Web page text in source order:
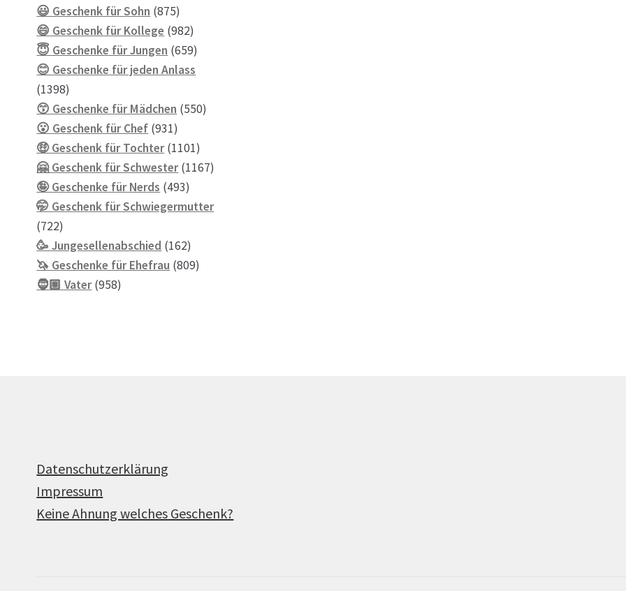
😃 Geschenk für Sohn 875875
Produkte
😄 Geschenk für Kollege 982982
Produkte
😇 Geschenke für Jungen 659659
Produkte
😊 Geschenke für jeden Anlass
13981398
Produkte
😙 Geschenke für Mädchen 550550
😮 Geschenk für Chef 931931
Produkte
🤑 Geschenk für Tochter 11011101
Produkte
🤗 Geschenk für Schwester 11671167
🤪 Geschenke für Nerds 493493
Produkte
🤭 Geschenk für Schwiegermutter
722722
Produkte
🥳 Jungesellenabschied 162162
Produkte
🦄 Geschenke für Ehefrau 809809
🧔🏽 Vater 958958
Datenschutzerklärung
Impressum
Keine Ahnung welches Geschenk?